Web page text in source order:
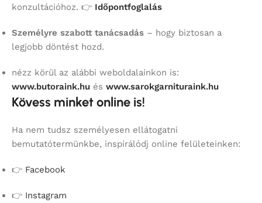
konzultációhoz. 👉 Időpontfoglalás
Személyre szabott tanácsadás – hogy biztosan a
legjobb döntést hozd.
nézz körül az alábbi weboldalainkon is:
www.butoraink.hu és www.sarokgarnituraink.hu
Kövess minket online is!
Ha nem tudsz személyesen ellátogatni
bemutatótermünkbe, inspirálódj online felületeinken:
👉 Facebook
👉 Instagram